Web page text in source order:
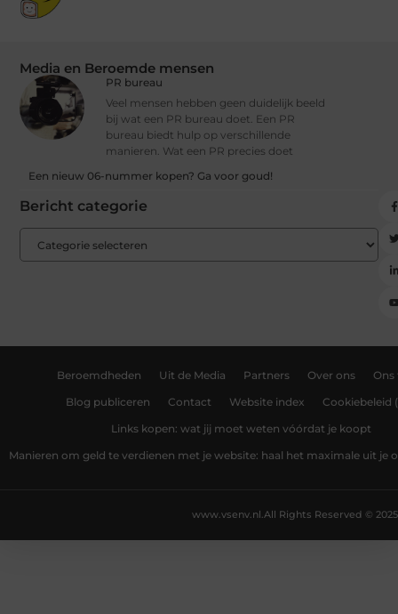
Media en Beroemde mensen
PR bureau
Veel mensen hebben geen duidelijk beeld
bij wat een PR bureau doet. Een PR
bureau biedt hulp op verschillende
manieren. Wat een PR precies doet
Een nieuw 06-nummer kopen? Ga voor goud!
Bericht categorie
Beroemdheden Uit de Media Partners Over ons Ons
Blog publiceren Contact Website index Cookiebeleid
Links kopen: wat jij moet weten vóórdat je koopt
Manieren om geld te verdienen met je website: haal het maximale uit je
All Rights Reserved © 2025
www.vsenv.nl.